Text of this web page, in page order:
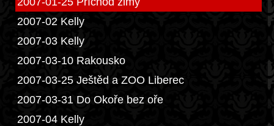
2007-02 Kelly
2007-03 Kelly
2007-03-10 Rakousko
2007-03-25 Ještěd a ZOO Liberec
2007-03-31 Do Okoře bez oře
2007-04 Kelly